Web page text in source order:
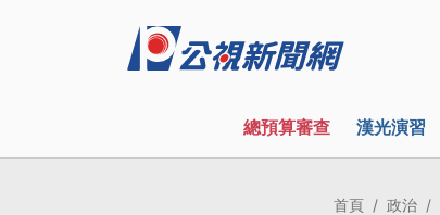
總預算審查 漢光演習
首頁 政治